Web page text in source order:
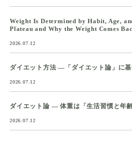
Weight Is Determined by Habit, Age,
Plateau and Why the Weight Comes
2026.07.12
ダイエット方法 ―「ダイエット論」に
2026.07.12
ダイエット論 ― 体重は「生活習慣と年
2026.07.12